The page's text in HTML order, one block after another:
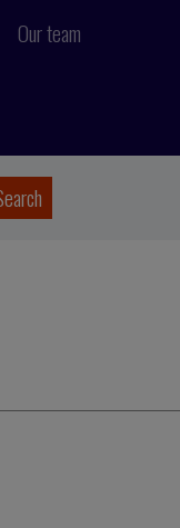
Our team